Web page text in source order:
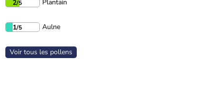
2/5 Plantain
1/5 Aulne
Voir tous les pollens